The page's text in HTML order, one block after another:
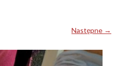
Następne →